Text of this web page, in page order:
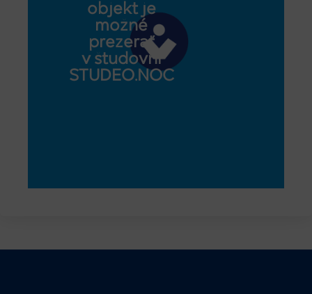
objekt je
možné
prezerať
v študovni
STUDEO.NOC